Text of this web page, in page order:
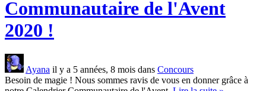
Communautaire de l'Avent
2020 !
Ayana il y a 5 années, 8 mois dans Concours
Besoin de magie ! Nous sommes ravis de vous en donner grâce à